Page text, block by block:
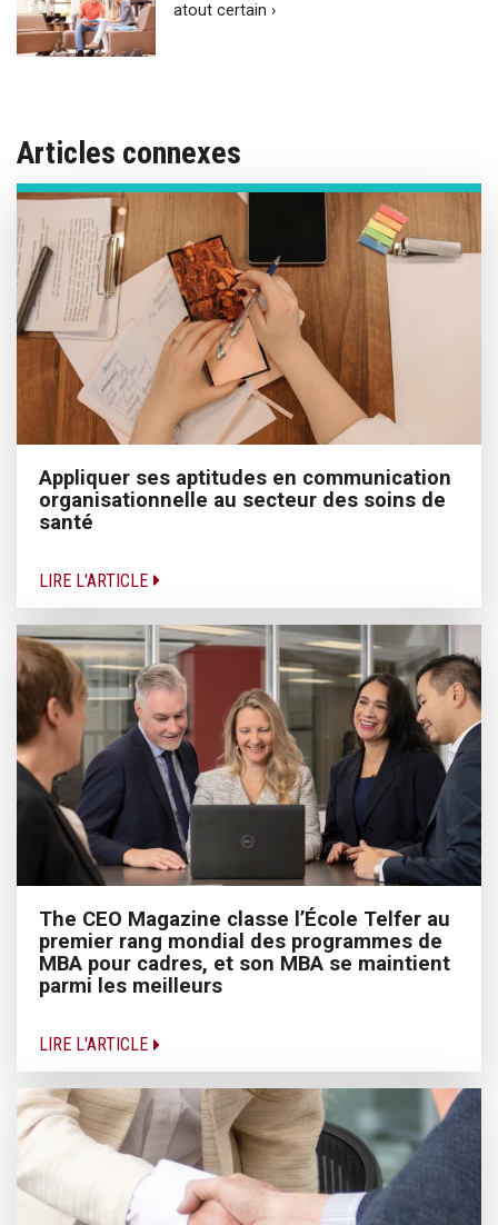
atout certain ›
Articles connexes
Appliquer ses aptitudes en communication
organisationnelle au secteur des soins de
santé
LIRE L'ARTICLE
The CEO Magazine classe l’École Telfer au
premier rang mondial des programmes de
MBA pour cadres, et son MBA se maintient
parmi les meilleurs
LIRE L'ARTICLE